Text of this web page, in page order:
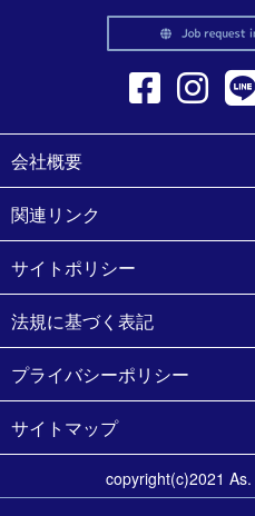
会社概要
関連リンク
サイトポリシー
法規に基づく表記
プライバシーポリシー
サイトマップ
copyright(c)2021